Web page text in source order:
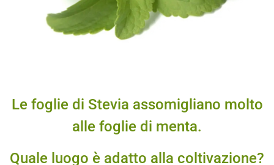
Le foglie di Stevia assomigliano molto
alle foglie di menta.
Quale luogo è adatto alla coltivazione?